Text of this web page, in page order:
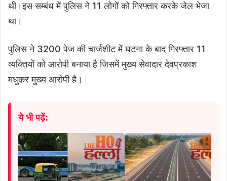
थी।इस सम्बंध में पुलिस ने 11 लोगों को गिरफ्तार करके जेल भेजा
था।
पुलिस ने 3200 पेज की चार्जशीट में घटना के बाद गिरफ्तार 11
व्यक्तियों को आरोपी बनाया है जिसमें मुख्य सेवादार देवप्रकाश
मधुकर मुख्य आरोपी है।
ये भी पढ़ें: